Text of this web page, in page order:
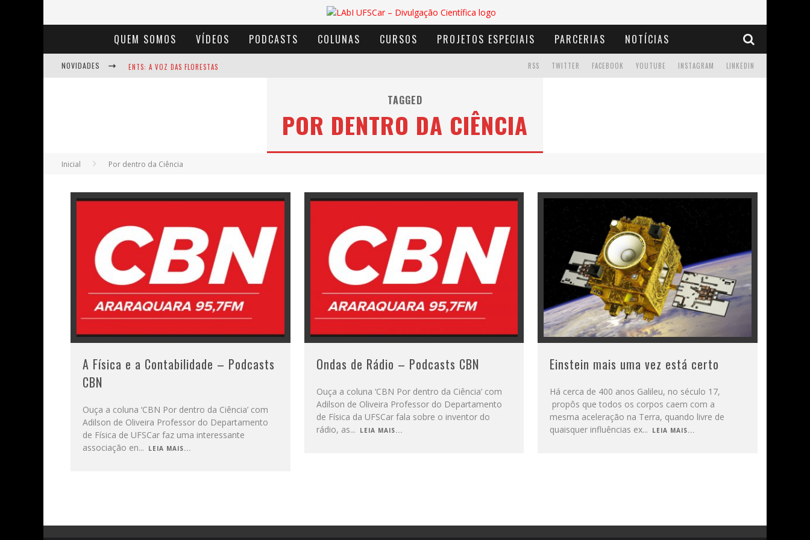
QUEM SOMOS VÍDEOS PODCASTS COLUNAS CURSOS PROJETOS ESPECIAIS PARCERIAS NOTÍCIAS
NOVIDADES ENTS: A VOZ DAS FLORESTAS
BAÚ DE HISTÓRIAS - A JAMAIS IMAGINADA AVENTURA COM OS MOINHOS DE VENTO
LINKEDIN
INSTAGRAM
YOUTUBE
FACEBOOK
TWITTER
RSS
TAGGED
POR DENTRO DA CIÊNCIA
Inicial Por dentro da Ciência
A Física e a Contabilidade – Podcasts
CBN
Ouça a coluna ‘CBN Por dentro da Ciência’ com
Adilson de Oliveira Professor do Departamento
de Física de UFSCar faz uma interessante
associação en... LEIA MAIS...
Ondas de Rádio – Podcasts CBN
Ouça a coluna ‘CBN Por dentro da Ciência’ com
Adilson de Oliveira Professor do Departamento
de Física da UFSCar fala sobre o inventor do
rádio, as... LEIA MAIS...
Einstein mais uma vez está certo
Há cerca de 400 anos Galileu, no século 17,
propôs que todos os corpos caem com a
mesma aceleração na Terra, quando livre de
quaisquer influências ex... LEIA MAIS...